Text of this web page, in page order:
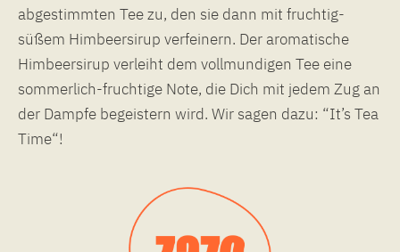
abgestimmten Tee zu, den sie dann mit fruchtig-
süßem Himbeersirup verfeinern. Der aromatische
Himbeersirup verleiht dem vollmundigen Tee eine
sommerlich-fruchtige Note, die Dich mit jedem Zug an
der Dampfe begeistern wird. Wir sagen dazu: “It’s Tea
Time“!